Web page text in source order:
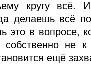
кругу всё.
делаешь всё
это в вопросе,
собственно не
ещё